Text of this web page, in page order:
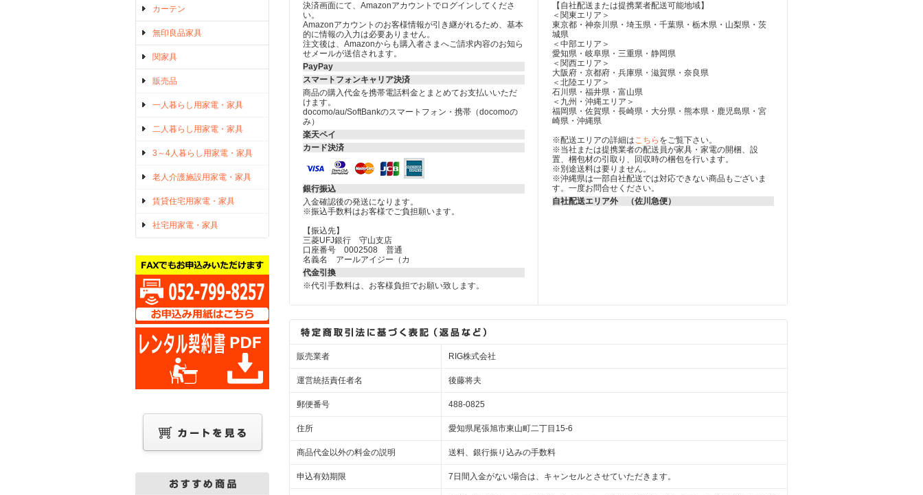
カーテン
無印良品家具
関家具
販売品
一人暮らし用家電・家具
二人暮らし用家電・家具
3～4人暮らし用家電・家具
老人介護施設用家電・家具
賃貸住宅用家電・家具
社宅用家電・家具
決済画面にて、Amazonアカウントでログインしてくださ
い。
Amazonアカウントのお客様情報が引き継がれるため、基本
的に情報の入力は必要ありません。
注文後は、Amazonからも購入者さまへご請求内容のお知ら
せメールが送信されます。
PayPay
スマートフォンキャリア決済
商品の購入代金を携帯電話料金とまとめてお支払いいただ
けます。
docomo/au/SoftBankのスマートフォン・携帯（docomoの
み）
楽天ペイ
カード決済
銀行振込
入金確認後の発送になります。
※振込手数料はお客様でご負担願います。
【振込先】
三菱UFJ銀行 守山支店
口座番号 0002508 普通
名義名 アールアイジー（カ
代金引換
※代引手数料は、お客様負担でお願い致します。
【自社配送または提携業者配送可能地域】
＜関東エリア＞
東京都・神奈川県・埼玉県・千葉県・栃木県・山梨県・茨
城県
＜中部エリア＞
愛知県・岐阜県・三重県・静岡県
＜関西エリア＞
大阪府・京都府・兵庫県・滋賀県・奈良県
＜北陸エリア＞
石川県・福井県・富山県
＜九州・沖縄エリア＞
福岡県・佐賀県・長崎県・大分県・熊本県・鹿児島県・宮
崎県・沖縄県
※配送エリアの詳細はこちら をご覧下さい。
※当社または提携業者の配送員が家具・家電の開梱、設
置、梱包材の引取り、回収時の梱包を行います。
※別途送料は要りません。
※沖縄県は一部自社配送では対応できない商品もございま
す。一度お問合せください。
自社配送エリア外 （佐川急便）
販売業者 RIG株式会社
運営統括責任者名 後藤将夫
郵便番号 488-0825
住所 愛知県尾張旭市東山町二丁目15-6
商品代金以外の料金の説明 送料、銀行振り込みの手数料
申込有効期限 7日間入金がない場合は、キャンセルとさせていただきます。